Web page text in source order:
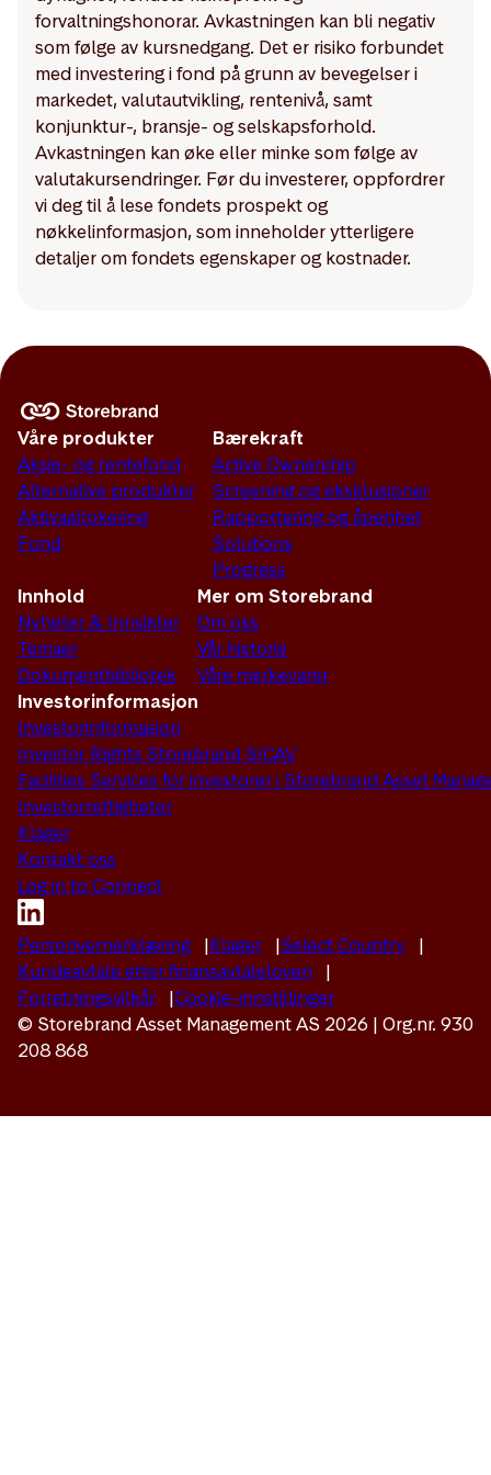
forvaltningshonorar. Avkastningen kan bli negativ
som følge av kursnedgang. Det er risiko forbundet
med investering i fond på grunn av bevegelser i
markedet, valutautvikling, rentenivå, samt
konjunktur-, bransje- og selskapsforhold.
Avkastningen kan øke eller minke som følge av
valutakursendringer. Før du investerer, oppfordrer
vi deg til å lese fondets prospekt og
nøkkelinformasjon, som inneholder ytterligere
detaljer om fondets egenskaper og kostnader.
Våre produkter
Aksje- og rentefond
Alternative produkter
Aktivaallokering
Fond
Bærekraft
Active Ownership
Screening og eksklusjoner
Rapportering og åpenhet
Solutions
Progress
Innhold
Nyheter & Innsikter
Temaer
Dokumentbibliotek
Mer om Storebrand
Om oss
Vår historie
Våre merkevarer
Investorinformasjon
Investorinformasjon
Investor Rights Storebrand SICAV
Facilities Services for investorer i Storebrand Asset
Investorrettigheter
Klager
Kontakt oss
Log in to Connect
Personvernerklæring Klager
Select Country
Kundeavtale etter finansavtaleloven
Forretningsvilkår
Cookie-innstillinger
© Storebrand Asset Management AS 2026 | Org.nr. 930
208 868